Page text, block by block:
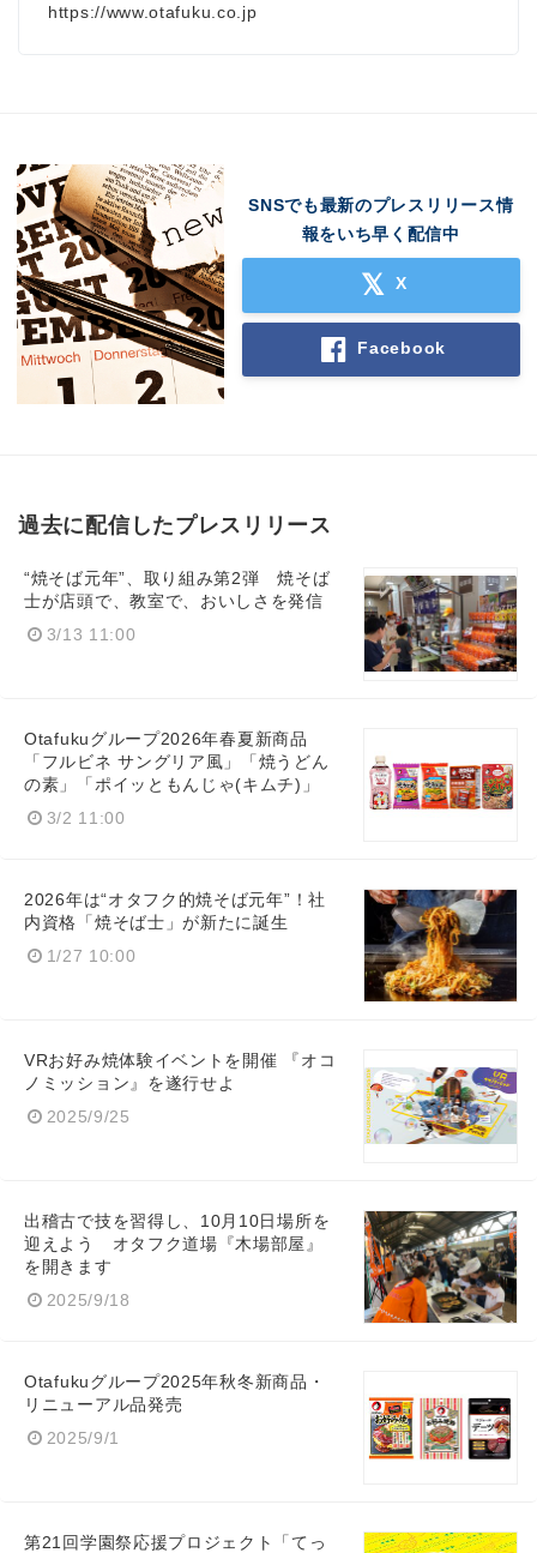
https://www.otafuku.co.jp
SNSでも最新のプレスリリース情
報をいち早く配信中
X
Facebook
過去に配信したプレスリリース
“焼そば元年”、取り組み第2弾 焼そば
士が店頭で、教室で、おいしさを発信
3/13 11:00
Otafukuグループ2026年春夏新商品
「フルビネ サングリア風」「焼うどん
の素」「ポイッともんじゃ(キムチ)」
3/2 11:00
2026年は“オタフク的焼そば元年”！社
内資格「焼そば士」が新たに誕生
1/27 10:00
VRお好み焼体験イベントを開催 『オコ
ノミッション』を遂行せよ
2025/9/25
出稽古で技を習得し、10月10日場所を
迎えよう オタフク道場『木場部屋』
を開きます
2025/9/18
Otafukuグループ2025年秋冬新商品・
リニューアル品発売
2025/9/1
第21回学園祭応援プロジェクト「てっ